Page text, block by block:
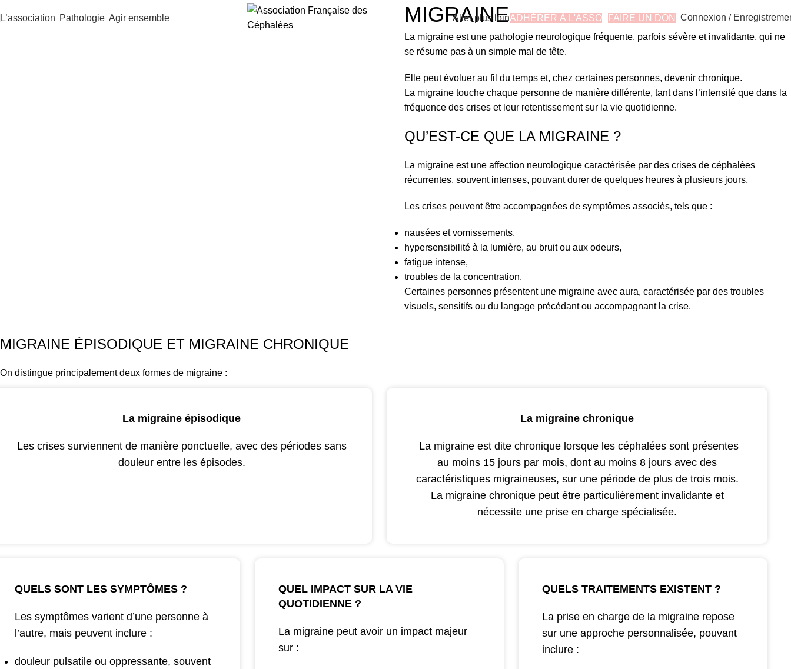
L’association Pathologie Agir ensemble Aller plus loinADHÉRER À L'ASSO FAIRE UN DON Connexion /
MIGRAINE
La migraine est une pathologie neurologique fréquente, parfois sévère et invalidante, qui ne
se résume pas à un simple mal de tête.
Elle peut évoluer au fil du temps et, chez certaines personnes, devenir chronique.
La migraine touche chaque personne de manière différente, tant dans l’intensité que dans la
fréquence des crises et leur retentissement sur la vie quotidienne.
QU’EST-CE QUE LA MIGRAINE ?
La migraine est une affection neurologique caractérisée par des crises de céphalées
récurrentes, souvent intenses, pouvant durer de quelques heures à plusieurs jours.
Les crises peuvent être accompagnées de symptômes associés, tels que :
nausées et vomissements,
hypersensibilité à la lumière, au bruit ou aux odeurs,
fatigue intense,
troubles de la concentration.
Certaines personnes présentent une migraine avec aura, caractérisée par des troubles
visuels, sensitifs ou du langage précédant ou accompagnant la crise.
MIGRAINE ÉPISODIQUE ET MIGRAINE CHRONIQUE
On distingue principalement deux formes de migraine :
La migraine épisodique
Les crises surviennent de manière ponctuelle, avec des périodes sans
douleur entre les épisodes.
La migraine chronique
La migraine est dite chronique lorsque les céphalées sont présentes
au moins 15 jours par mois, dont au moins 8 jours avec des
caractéristiques migraineuses, sur une période de plus de trois mois.
La migraine chronique peut être particulièrement invalidante et
nécessite une prise en charge spécialisée.
QUELS SONT LES SYMPTÔMES ?
Les symptômes varient d’une personne à
l’autre, mais peuvent inclure :
douleur pulsatile ou oppressante, souvent
QUEL IMPACT SUR LA VIE
QUOTIDIENNE ?
La migraine peut avoir un impact majeur
sur :
QUELS TRAITEMENTS EXISTENT ?
La prise en charge de la migraine repose
sur une approche personnalisée, pouvant
inclure :